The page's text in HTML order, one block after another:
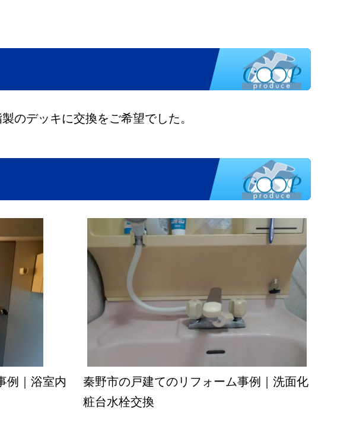
のデッキに交換をご希望でした。
例｜浴室内
秦野市の戸建てのリフォーム事例｜洗面化
粧台水栓交換